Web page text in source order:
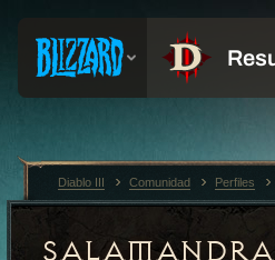
SALAMANDRA
Diablo III Comunidad Perfiles